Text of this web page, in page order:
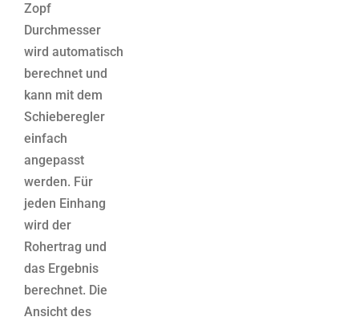
Zopf
Durchmesser
wird automatisch
berechnet und
kann mit dem
Schieberegler
einfach
angepasst
werden. Für
jeden Einhang
wird der
Rohertrag und
das Ergebnis
berechnet. Die
Ansicht des